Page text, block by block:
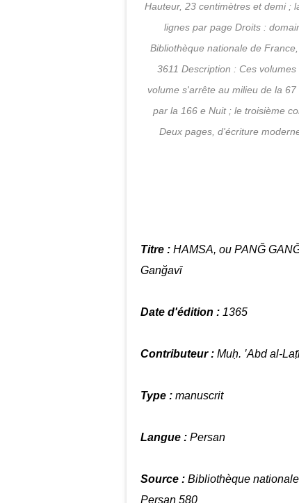
Hauteur, 23 centimètres et demi ;
lignes par page Droits :
Bibliothèque nationale de
3611 Description : Ces
volume s'arrête au milieu de la
par la 166 e Nuit ; le troisième
Deux pages, d'écriture
Titre : HAMSA, ou PANĞ
Ganğavī
Date d'édition : 1365
Contributeur : Muḥ. ‛Abd al-
Type : manuscrit
Langue : Persan
Source : Bibliothèque
Persan 580